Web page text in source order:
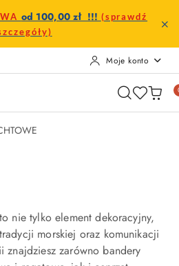
od 100,00 zł !!! (sprawdź
Moje konto
nie tylko element dekoracyjny,
morskiej oraz komunikacji
zarówno bandery